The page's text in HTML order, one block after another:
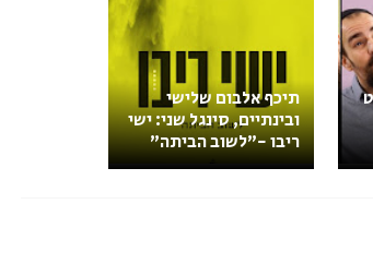
תיכף אלבום שלישי
ובינתיים, סינגל שני: ישי
ריבו -"לשוב הביתה"